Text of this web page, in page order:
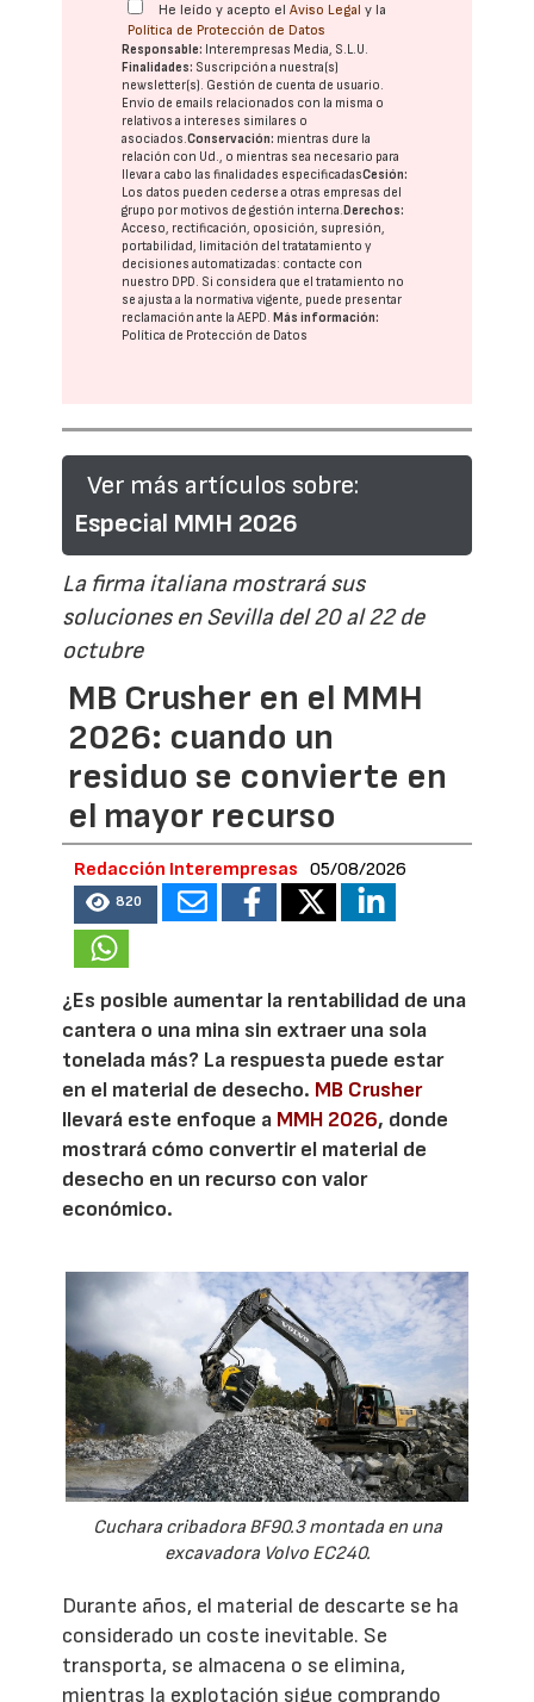
He leído y acepto elAviso Legal y la
Política de Protección de Datos
Responsable: Interempresas Media, S.L.U.
Finalidades: Suscripción a nuestra(s)
newsletter(s). Gestión de cuenta de usuario.
Envío de emails relacionados con la misma o
relativos a intereses similares o
asociados.Conservación: mientras dure la
relación con Ud., o mientras sea necesario para
llevar a cabo las finalidades especificadasCesión:
Los datos pueden cederse a otras empresas del
grupo por motivos de gestión interna. Derechos:
Acceso, rectificación, oposición, supresión,
portabilidad, limitación del tratatamiento y
decisiones automatizadas: contacte con
nuestro DPD. Si considera que el tratamiento no
se ajusta a la normativa vigente, puede presentar
reclamación ante laAEPD. Más información:
Política de Protección de Datos
Ver más artículos sobre:
Especial MMH 2026
La firma italiana mostrará sus
soluciones en Sevilla del 20 al 22 de
octubre
MB Crusher en el MMH
2026: cuando un
residuo se convierte en
el mayor recurso
Redacción Interempresas 05/08/2026
820
¿Es posible aumentar la rentabilidad de una
cantera o una mina sin extraer una sola
tonelada más? La respuesta puede estar
en el material de desecho. MB Crusher
llevará este enfoque a MMH 2026, donde
mostrará cómo convertir el material de
desecho en un recurso con valor
económico.
Cuchara cribadora BF90.3 montada en una
excavadora Volvo EC240.
Durante años, el material de descarte se ha
considerado un coste inevitable. Se
transporta, se almacena o se elimina,
mientras la explotación sigue comprando